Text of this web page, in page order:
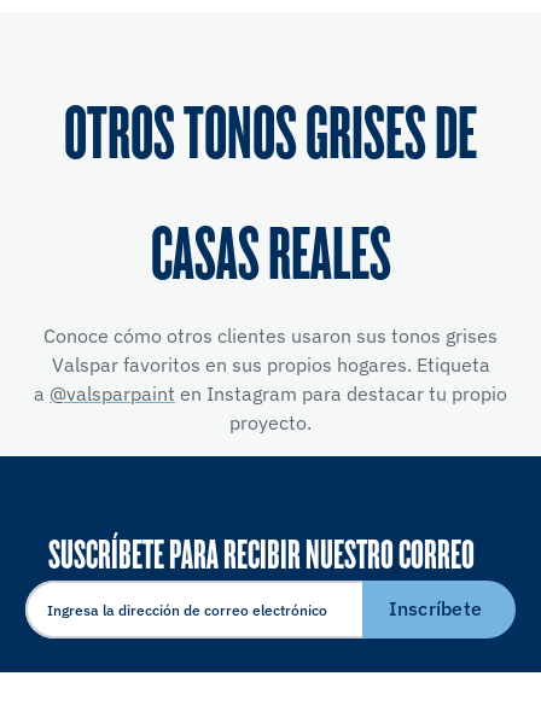
OTROS TONOS GRISES DE
CASAS REALES
Conoce cómo otros clientes usaron sus tonos grises
Valspar favoritos en sus propios hogares. Etiqueta
a @valsparpaint en Instagram para destacar tu propio
proyecto.
SUSCRÍBETE PARA RECIBIR NUESTRO CORREO
ELECTRÓNICO
Inscríbete